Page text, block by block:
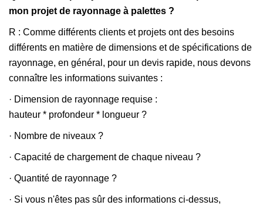
mon projet de rayonnage à palettes ?
R : Comme différents clients et projets ont des besoins
différents en matière de dimensions et de spécifications de
rayonnage, en général, pour un devis rapide, nous devons
connaître les informations suivantes :
· Dimension de rayonnage requise :
hauteur * profondeur * longueur ?
· Nombre de niveaux ?
· Capacité de chargement de chaque niveau ?
· Quantité de rayonnage ?
· Si vous n'êtes pas sûr des informations ci-dessus,